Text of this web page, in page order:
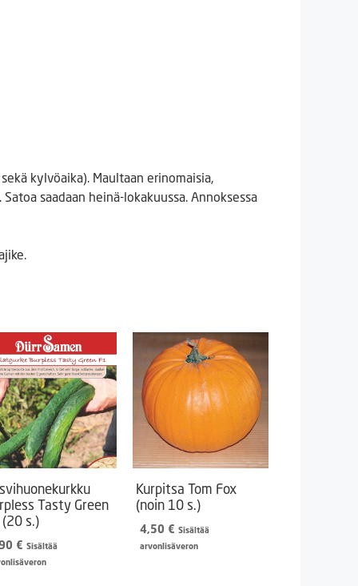
kylvöaika). Maultaan erinomaisia,
saadaan heinä-lokakuussa. Annoksessa
Tasty Green
s.)
€ Sisältää
Kurpitsa Tom Fox
(noin 10 s.)
4,50 € Sisältää
arvonlisäveron